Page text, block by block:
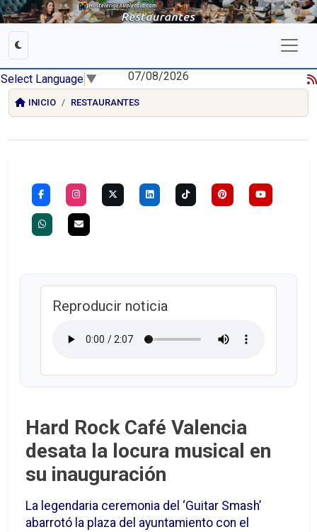
Select Language ▼ 07/08/2026
INICIO RESTAURANTES
Reproducir noticia
Hard Rock Café Valencia
desata la locura musical en
su inauguración
La legendaria ceremonia del ‘Guitar Smash’
abarrotó la plaza del ayuntamiento con el